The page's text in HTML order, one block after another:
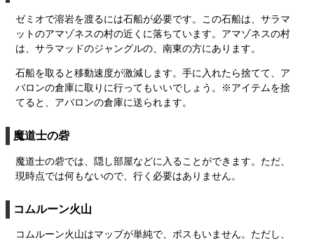
ゼミオで溶岩を渡るには石船が必要です。この石船は、サラマ
ットのアマゾネスの村の近くに落ちています。アマゾネスの村
は、サラマッドのジャングルの、南東の方にあります。
石船を取ると移動速度が激減します。手に入れたら捨てて、ア
バロンの倉庫に取りに行ってもいいでしょう。※アイテムを捨
てると、アバロンの倉庫に送られます。
魔道士の砦
魔道士の砦では、隠し部屋などに入ることができます。ただ、
現時点では何もないので、行く必要はありません。
コムルーン火山
コムルーン火山はマップが単純で、ボスもいません。ただし、